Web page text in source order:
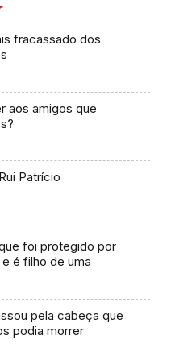
fracassado dos
aos amigos que
Patrício
foi protegido por
é filho de uma
pela cabeça que
podia morrer